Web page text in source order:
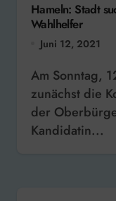
Hameln: Stadt
Wahlhelfer
Juni 12, 2021
Am Sonntag, 12. September, stehen
zunächst die
der
Kandidatin...